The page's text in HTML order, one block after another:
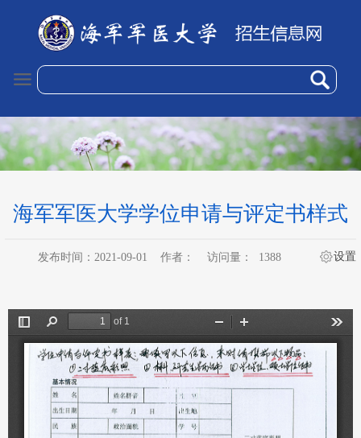
海军军医大学学位申请与评定书样式
发布时间：2021-09-01 作者： 访问量： 1388 设置